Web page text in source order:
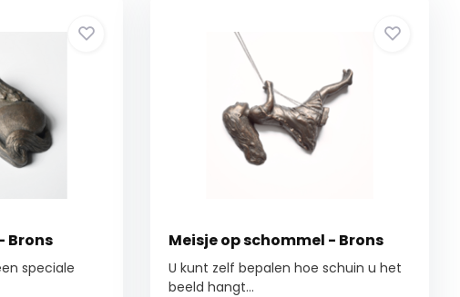
Brons
speciale
Meisje op schommel - Brons
U kunt zelf bepalen hoe schuin u het
beeld hangt...